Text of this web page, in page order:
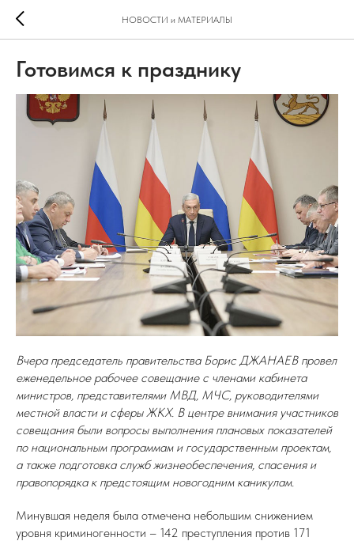
НОВОСТИ и МАТЕРИАЛЫ
Готовимся к празднику
Вчера председатель правительства Борис ДЖАНАЕВ провел
еженедельное рабочее совещание с членами кабинета
министров, представителями МВД, МЧС, руководителями
местной власти и сферы ЖКХ. В центре внимания участников
совещания были вопросы выполнения плановых показателей
по национальным программам и государственным проектам,
а также подготовка служб жизнеобеспечения, спасения и
правопорядка к предстоящим новогодним каникулам.
Минувшая неделя была отмечена небольшим снижением
уровня криминогенности – 142 преступления против 171